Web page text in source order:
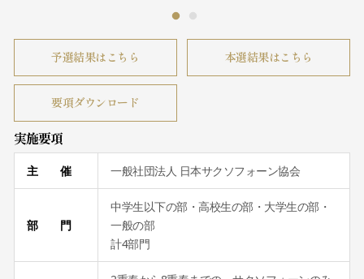
予選結果はこちら 本選結果はこちら
要項ダウンロード
実施要項
主 催 一般社団法人 日本サクソフォーン協会
部 門
中学生以下の部・高校生の部・大学生の部・
一般の部
計4部門